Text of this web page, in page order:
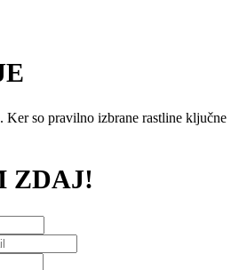
Ker so pravilno izbrane rastline ključne
ZDAJ!